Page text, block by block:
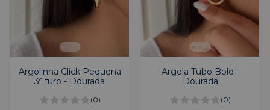
Argolinha Click Pequena
3º furo - Dourada
(0)
Argola Tubo Bold -
Dourada
(0)